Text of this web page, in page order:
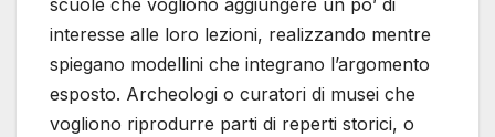
scuole che vogliono aggiungere un po’ di
interesse alle loro lezioni, realizzando mentre
spiegano modellini che integrano l’argomento
esposto. Archeologi o curatori di musei che
vogliono riprodurre parti di reperti storici, o